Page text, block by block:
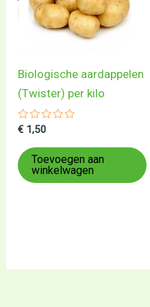
Biologische aardappelen
(Twister) per kilo
Gewaardeerd
uit
5
€ 1,50
Toevoegen aan
winkelwagen